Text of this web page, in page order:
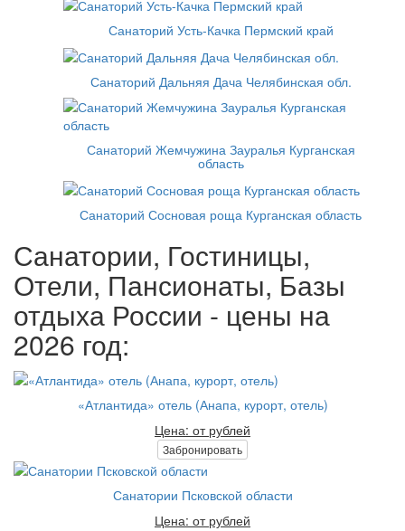
Санаторий Усть-Качка Пермский край
Санаторий Дальняя Дача Челябинская обл.
Санаторий Жемчужина Зауралья Курганская
область
Санаторий Сосновая роща Курганская область
Санатории, Гостиницы,
Отели, Пансионаты, Базы
отдыха России - цены на
2026 год:
«Атлантида» отель (Анапа, курорт, отель)
Цена: от рублей
Забронировать
Санатории Псковской области
Цена: от рублей